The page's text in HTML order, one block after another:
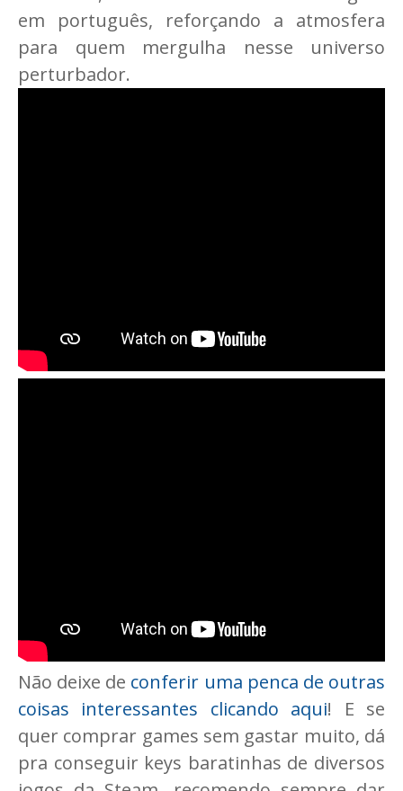
em português, reforçando a atmosfera
para quem mergulha nesse universo
perturbador.
Não deixe de conferir uma penca de outras
coisas interessantes clicando aqui! E se
quer comprar games sem gastar muito, dá
pra conseguir keys baratinhas de diversos